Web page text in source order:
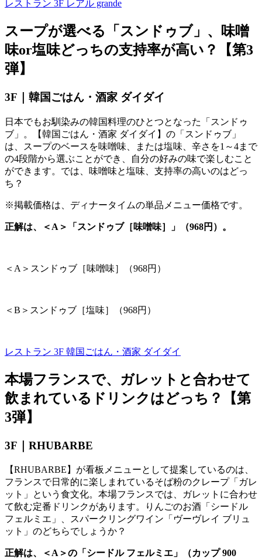
レストラン 3F レアル grande
スープが選べる「スンドゥブ」、味噌
味or塩味どっちの支持率が高い？【第3
弾】
3F｜韓国ごはん・酒家 ダイダイ
日本でもお馴染みの韓国料理のひとつとなった「スンドゥ
ブ」。【韓国ごはん・酒家 ダイダイ】の「スンドゥブ」
は、スープのベースを味噌味、または塩味、辛さを1 ～4まで
の4段階から選ぶことができ、自分の好みの味で楽しむこと
ができます。では、味噌味と塩味、支持率の高いのはどっ
ち？
※掲載価格は、ディナータイムの単品メニュー価格です。
正解は、＜A＞「スンドゥブ［味噌味］」（968円）。
＜ A ＞スンドゥブ［味噌味］（968円）
＜ B ＞スンドゥブ［塩味］（968円）
レストラン 3F 韓国ごはん・酒家 ダイダイ
本場フランスで、ガレットと合わせて
飲まれているドリンクはどっち？【第
3弾】
3F｜ RHUBARBE
【RHUBARBE 】が看板メニューとして提案しているのは、
フランスで日常的に楽しまれているそば粉のクレープ「ガレ
ット」という食文化。本場フランスでは、ガレットに合わせ
て飲む定番ドリンクがあります。りんごのお酒「シードル
フェルミエ」、スパークリングワイン「ヴーヴレイ ブリュ
ット」のどちらでしょうか？
正解は、＜A＞の「シードル フェルミエ」（カップ 900